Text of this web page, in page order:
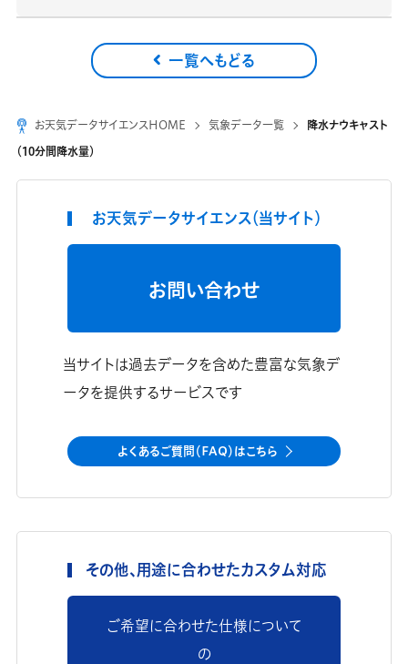
一覧へもどる
お天気データサイエンスHOME 気象データ一覧
降水ナウキャスト
（10分間降水量）
お天気データサイエンス（当サイト）
お問い合わせ
当サイトは過去データを含めた豊富な気象デ
ータを提供するサービスです
よくあるご質問（FAQ）はこちら
その他、用途に合わせたカスタム対応
ご希望に合わせた仕様について
の